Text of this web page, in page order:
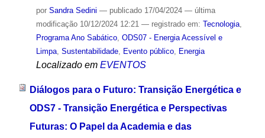
por Sandra Sedini — publicado17/04/2024 — última
modificação10/12/2024 12:21 — registrado em: Tecnologia,
Programa Ano Sabático, ODS07 - Energia Acessível e
Limpa, Sustentabilidade, Evento público, Energia
Localizado em EVENTOS
Diálogos para o Futuro: Transição Energética e
ODS7 - Transição Energética e Perspectivas
Futuras: O Papel da Academia e das